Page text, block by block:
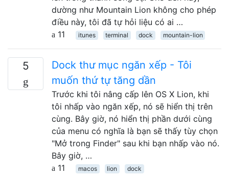
dường như Mountain Lion không cho phép
điều này, tôi đã tự hỏi liệu có ai …
11
itunes terminal dock mountain-lion
5
Dock thư mục ngăn xếp - Tôi
muốn thứ tự tăng dần
Trước khi tôi nâng cấp lên OS X Lion, khi
tôi nhấp vào ngăn xếp, nó sẽ hiển thị trên
cùng. Bây giờ, nó hiển thị phần dưới cùng
của menu có nghĩa là bạn sẽ thấy tùy chọn
"Mở trong Finder" sau khi bạn nhấp vào nó.
Bây giờ, …
11
macos lion dock